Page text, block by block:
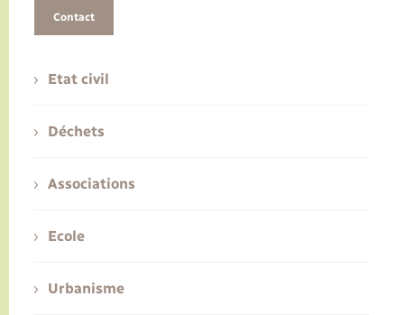
Contact
Etat civil
Déchets
Associations
Ecole
Urbanisme